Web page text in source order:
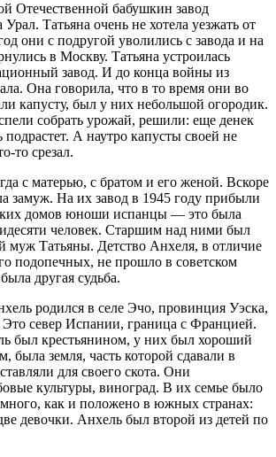
Отечественной бабушкин завод
Татьяна очень не хотела уезжать от
они с подругой уволились с завода и на
в Москву. Татьяна устроилась
завод. И до конца войны из
Она говорила, что в то время они во
капусту, был у них небольшой огородик.
собрать урожай, решили: еще денек
А наутро капусты своей не
то срезал.
с матерью, с братом и его женой. Вскоре
замуж. На их завод в 1945 году прибыли
домов юноши испанцы — это была
человек. Старшим над ними был
муж Татьяны. Детство Анхеля, в отличие
подопечных, не прошло в советском
другая судьба.
родился в селе Эчо, провинция Уэска,
Это север Испании, граница с Францией.
был крестьянином, у них был хороший
была земля, часть которой сдавали в
для своего скота. Они
культуры, виноград. В их семье было
как и положено в южных странах:
девочки. Анхель был второй из детей по